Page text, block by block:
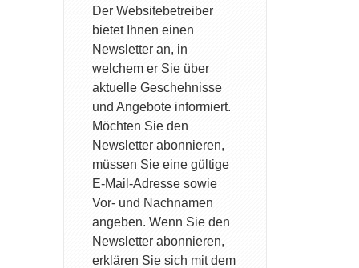
Der Websitebetreiber
bietet Ihnen einen
Newsletter an, in
welchem er Sie über
aktuelle Geschehnisse
und Angebote informiert.
Möchten Sie den
Newsletter abonnieren,
müssen Sie eine gültige
E-Mail-Adresse sowie
Vor- und Nachnamen
angeben. Wenn Sie den
Newsletter abonnieren,
erklären Sie sich mit dem